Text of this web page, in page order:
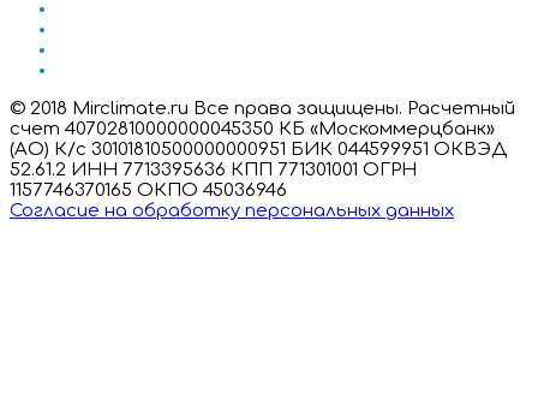
© 2018 Mirclimate.ru Все права защищены. Расчетный
счет 40702810000000045350 КБ «Москоммерцбанк»
(АО) К/с 30101810500000000951 БИК 044599951 ОКВЭД
52.61.2 ИНН 7713395636 КПП 771301001 ОГРН
1157746370165 ОКПО 45036946
Согласие на обработку персональных данных